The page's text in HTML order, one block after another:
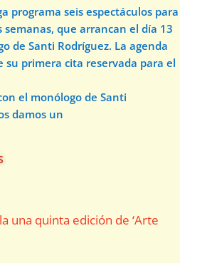
programa seis espectáculos para
semanas, que arrancan el día 13
de Santi Rodríguez. La agenda
su primera cita reservada para el
el monólogo de Santi
damos un